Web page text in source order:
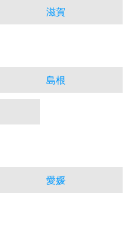
滋賀
島根
愛媛